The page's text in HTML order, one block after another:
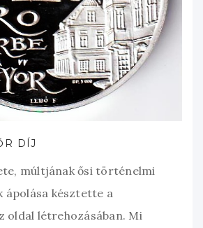
DÍJ
múltjának ősi történelmi
ápolása késztette a
oldal létrehozásában. Mi